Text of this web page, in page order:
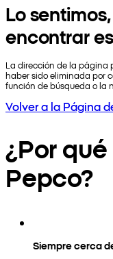
Lo
encontrar
La dirección de la página
haber sido eliminada por
función de búsqueda o la
Volver a la Página
¿Por
Pepco?
Siempre cerca